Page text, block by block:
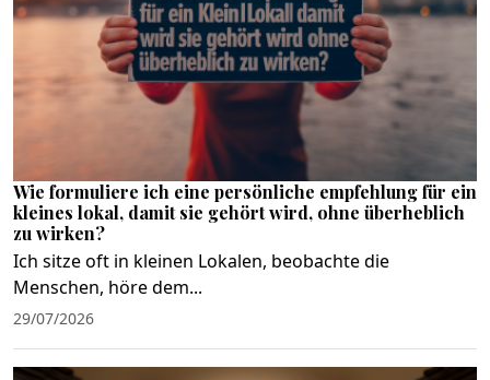
Wie formuliere ich eine persönliche empfehlung für ein
kleines lokal, damit sie gehört wird, ohne überheblich
zu wirken?
Ich sitze oft in kleinen Lokalen, beobachte die
Menschen, höre dem...
29/07/2026